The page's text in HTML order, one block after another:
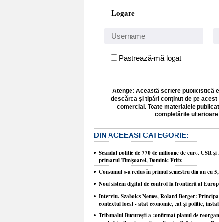
Logare
Pastrează-mă logat
Atenţie: Această scriere publicistică
descărca şi tipări conţinut de pe
comercial. Toate materialele
completările
DIN ACEEASI CATEGORIE:
Scandal politic de 770 de milioane de euro. USR
primarul Timişoarei, Dominic Fritz
Consumul s-a redus în primul semestru din an cu
Noul sistem digital de control la frontieră al
Interviu. Szabolcs Nemes, Roland Berger:
contextul local - atât economic, cât şi politic,
Tribunalul Bucureşti a confirmat planul de